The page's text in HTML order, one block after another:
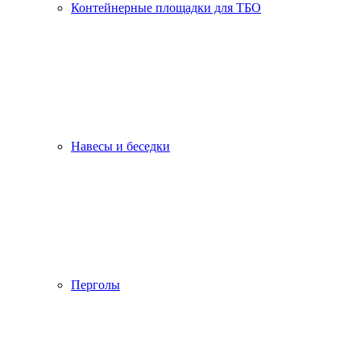
Контейнерные площадки для ТБО
Навесы и беседки
Перголы